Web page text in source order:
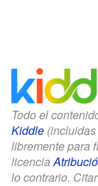
Todo el
Kiddle
libremente para
licencia
lo contrario.